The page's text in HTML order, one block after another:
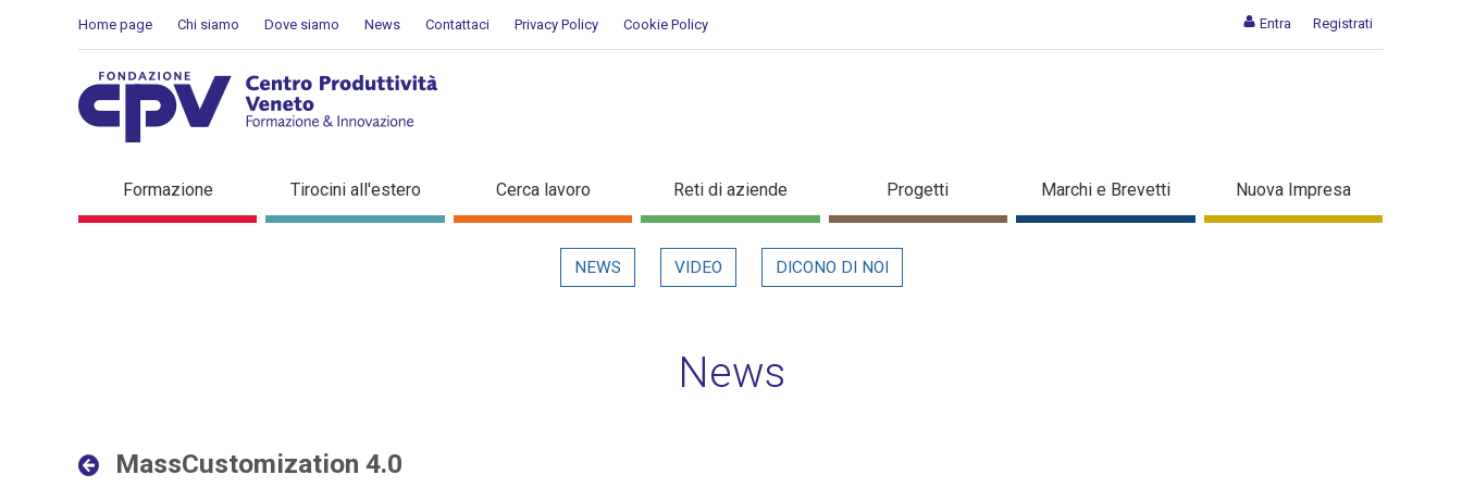
Entra Registrati
Home page Chi siamo Dove siamo News Contattaci Privacy Policy Cookie Policy
MassCustomization 4.0 - Dettaglio in evidenza
Formazione Tirocini all'estero Cerca lavoro Reti di aziende Progetti Marchi e Brevetti Nuova Impresa
NEWS VIDEO DICONO DI NOI
News
MassCustomization 4.0